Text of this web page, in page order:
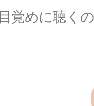
目覚めに聴く